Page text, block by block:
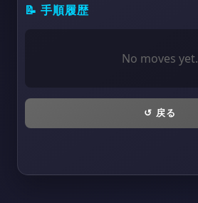
📝 手順履歴
No moves yet.
↺ 戻る